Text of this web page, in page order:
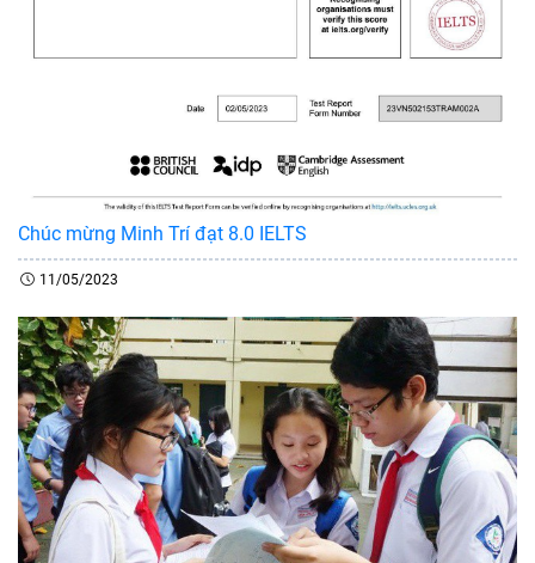
Chúc mừng Minh Trí đạt 8.0 IELTS
11/05/2023